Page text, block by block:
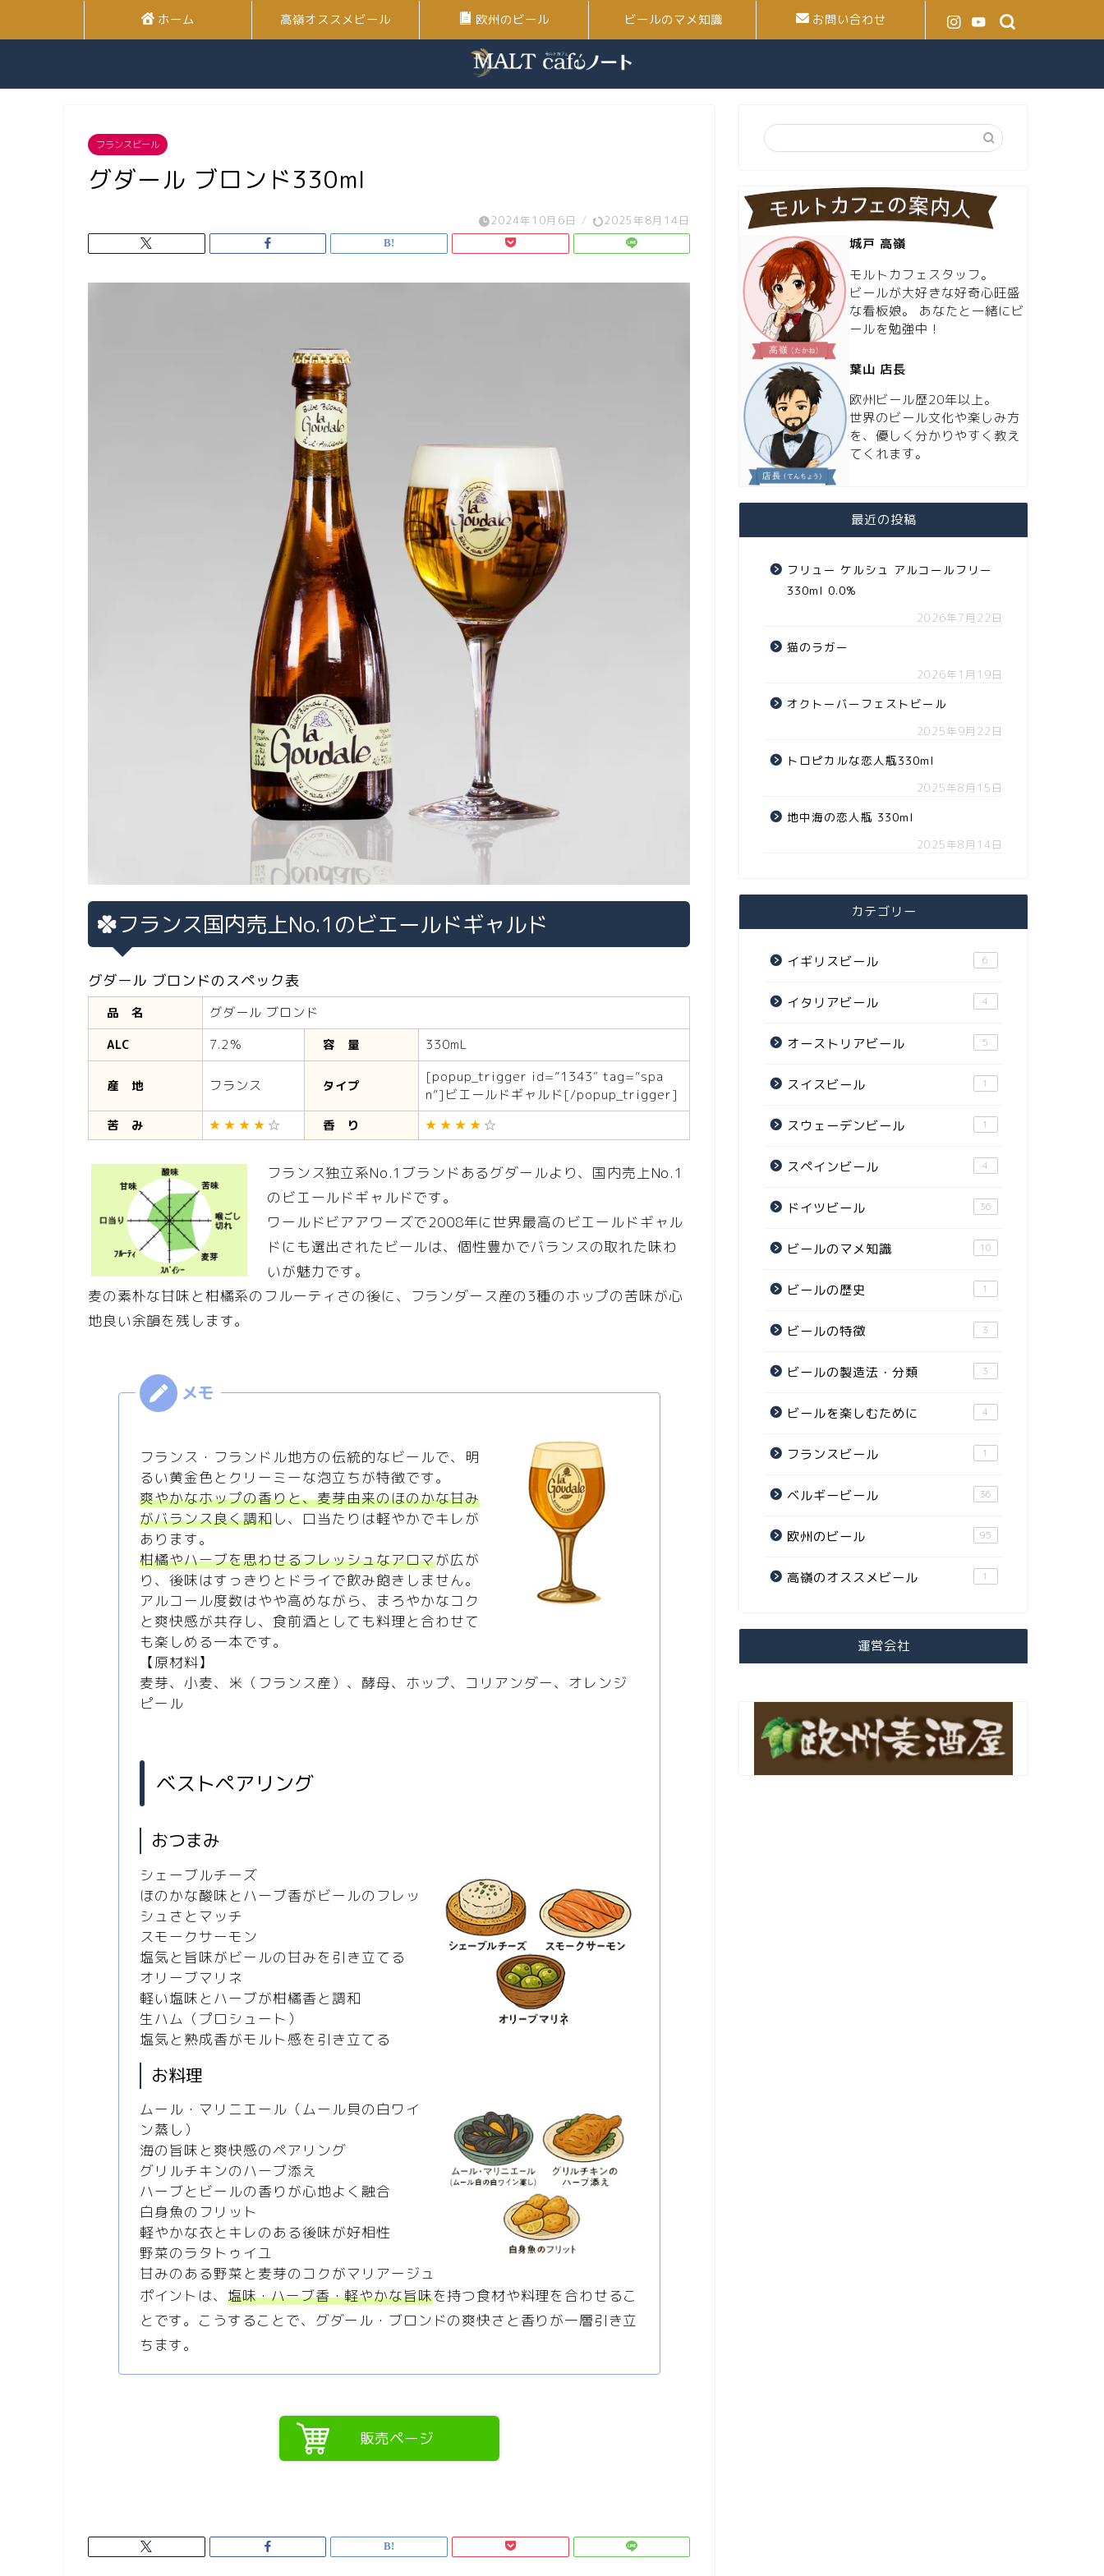
ホーム 高嶺オススメビール 欧州のビール ビールのマメ知識 お問い合わせ
フランスビール
グダール ブロンド330ml
2024年10月6日 / 2025年8月14日
フランス国内売上No.1のビエールドギャルド
グダール ブロンドのスペック表
品 名 グダール ブロンド
ALC 7.2％ 容 量 330mL
産 地 フランス タイプ
[popup_trigger id=”1343″ tag=”spa
n”]ビエールドギャルド[/popup_trigger]
苦 み 香 り
フランス独立系No.1ブランドあるグダールより、国内売上No.1
のビエールドギャルドです。
ワールドビアアワーズで2008年に世界最高のビエールドギャル
ドにも選出されたビールは、個性豊かでバランスの取れた味わ
いが魅力です。
麦の素朴な甘味と柑橘系のフルーティさの後に、フランダース産の3種のホップの苦味が心
地良い余韻を残します。
フランス・フランドル地方の伝統的なビールで、明
るい黄金色とクリーミーな泡立ちが特徴です。
爽やかなホップの香りと、麦芽由来のほのかな甘み
がバランス良く調和し、口当たりは軽やかでキレが
あります。
柑橘やハーブを思わせるフレッシュなアロマが広が
り、後味はすっきりとドライで飲み飽きしません。
アルコール度数はやや高めながら、まろやかなコク
と爽快感が共存し、食前酒としても料理と合わせて
も楽しめる一本です。
【原材料】
麦芽、小麦、米（フランス産）、酵母、ホップ、コリアンダー、オレンジ
ピール
ベストペアリング
おつまみ
シェーブルチーズ
ほのかな酸味とハーブ香がビールのフレッ
シュさとマッチ
スモークサーモン
塩気と旨味がビールの甘みを引き立てる
オリーブマリネ
軽い塩味とハーブが柑橘香と調和
生ハム（プロシュート）
塩気と熟成香がモルト感を引き立てる
お料理
ムール・マリニエール（ムール貝の白ワイ
ン蒸し）
海の旨味と爽快感のペアリング
グリルチキンのハーブ添え
ハーブとビールの香りが心地よく融合
白身魚のフリット
軽やかな衣とキレのある後味が好相性
野菜のラタトゥイユ
甘みのある野菜と麦芽のコクがマリアージュ
ポイントは、 塩味・ハーブ香・軽やかな旨味を持つ食材や料理を合わせるこ
とです。こうすることで、グダール・ブロンドの爽快さと香りが一層引き立
ちます。
販売ページ
城戸 高嶺
モルトカフェスタッフ。
ビールが大好きな好奇心旺盛
な看板娘。 あなたと一緒にビ
ールを勉強中！
葉山 店長
欧州ビール歴20年以上。
世界のビール文化や楽しみ方
を、優しく分かりやすく教え
てくれます。
最近の投稿
フリュー ケルシュ アルコールフリー
330ml 0.0%
2026年7月22日
猫のラガー
2026年1月19日
オクトーバーフェストビール
2025年9月22日
トロピカルな恋人瓶330ml
2025年8月15日
地中海の恋人瓶 330ml
2025年8月14日
カテゴリー
イギリスビール 6
イタリアビール 4
オーストリアビール 5
スイスビール 1
スウェーデンビール 1
スペインビール 4
ドイツビール 36
ビールのマメ知識 10
ビールの歴史 1
ビールの特徴 3
ビールの製造法・分類 3
ビールを楽しむために 4
フランスビール 1
ベルギービール 36
欧州のビール 95
高嶺のオススメビール 1
運営会社